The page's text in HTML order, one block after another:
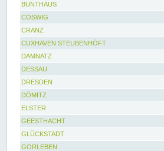
BUNTHAUS
COSWIG
CRANZ
CUXHAVEN STEUBENHÖFT
DAMNATZ
DESSAU
DRESDEN
DÖMITZ
ELSTER
GEESTHACHT
GLÜCKSTADT
GORLEBEN